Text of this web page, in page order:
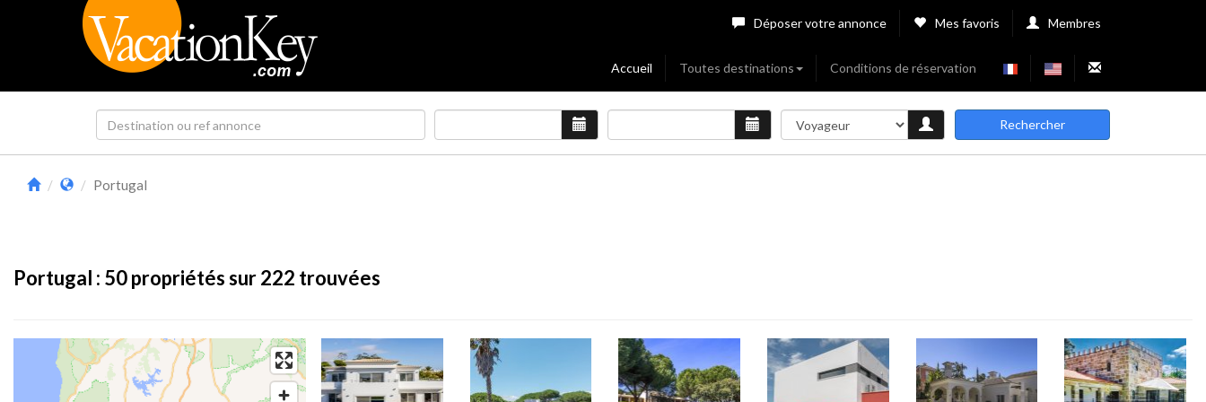
Déposer votre annonce Mes favoris Membres
Accueil Toutes destinations Conditions de réservation
Rechercher
Portugal
Portugal : 50propriétés sur 222 trouvées